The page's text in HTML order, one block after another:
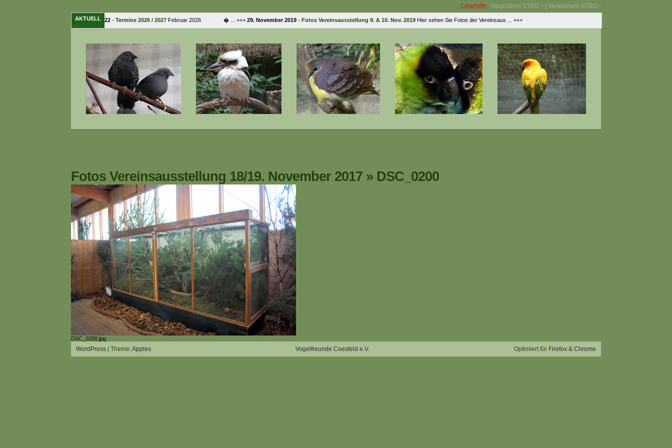
Lesehilfe: Vergrößern STRG + | Verkleinern STRG -
AKTUELL
15. Februar 2022-Termine 2026 / 2027Februar 2026 � ... +++29. November 2019-Fotos Vereinsausstellung 9. & 10. Nov. 2019Hier sehen Sie Fotos der Vereinsaus ... +++
Fotos Vereinsausstellung 18/19. November 2017 » DSC_0200
DSC_0200.jpg
WordPress | Theme:Apples Vogelfreunde Coesfeld e.V. Optimiert für Firefox & Chrome